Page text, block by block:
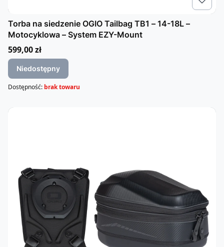
Torba na siedzenie OGIO Tailbag TB1 – 14-18L –
Motocyklowa – System EZY-Mount
Cena
599,00 zł
Niedostępny
Dostępność: brak towaru